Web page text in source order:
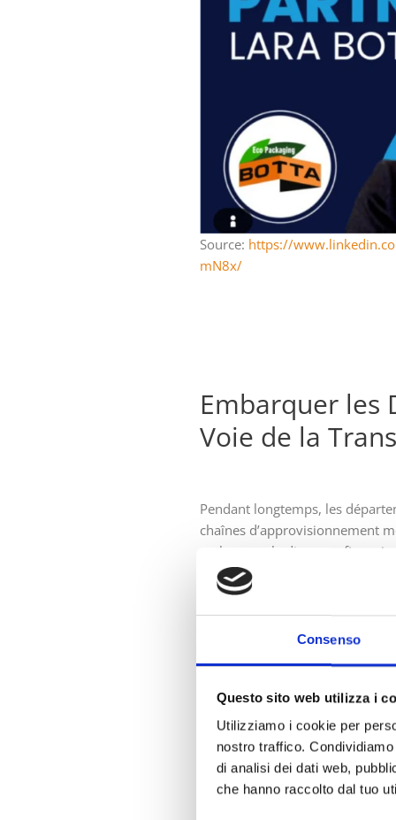
Consenso
Questo sito web utilizza i
Utilizziamo i cookie per
nostro traffico.
di analisi dei dati web,
che hanno raccolto dal tuo
Source: https://
mN8x/
Embarquer les
Voie de la
Pendant longtemps, les
chaînes d’approvisionnement
embarquer le directeur
du webinaire, les dirigeants
écologiques. Les
qu’environnementale.
davantage de responsabilités
complètement modifier les
crucial de la manière dont ces
même abondance de
nous devons tous commencer